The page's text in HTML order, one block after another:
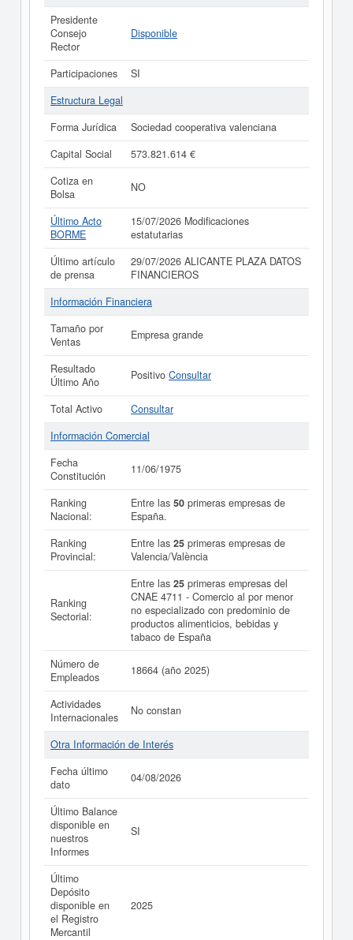
Presidente
Consejo
Rector
Disponible
Participaciones
SI
Estructura Legal
Forma Jurídica
Sociedad cooperativa valenciana
Capital Social
573.821.614 €
Cotiza en
Bolsa
NO
Último Acto
BORME
15/07/2026 Modificaciones
estatutarias
Último artículo
de prensa
29/07/2026 ALICANTE PLAZA DATOS
FINANCIEROS
Información Financiera
Tamaño por
Ventas
Empresa grande
Resultado
Último Año
Positivo Consultar
Total Activo
Consultar
Información Comercial
Fecha
Constitución
11/06/1975
Ranking
Nacional:
Entre las 50 primeras empresas de
España.
Ranking
Provincial:
Entre las 25 primeras empresas de
Valencia/València
Ranking
Sectorial:
Entre las 25 primeras empresas del
CNAE 4711 - Comercio al por menor
no especializado con predominio de
productos alimenticios, bebidas y
tabaco de España
Número de
Empleados
18664 (año 2025)
Actividades
Internacionales
No constan
Otra Información de Interés
Fecha último
dato
04/08/2026
Último Balance
disponible en
nuestros
Informes
SI
Último
Depósito
disponible en
el Registro
Mercantil
2025